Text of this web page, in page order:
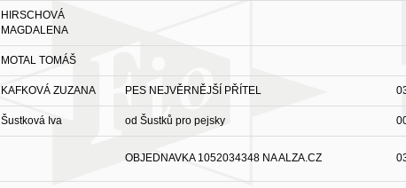
HIRSCHOVÁ
MAGDALENA
MOTAL TOMÁŠ
KAFKOVÁ ZUZANA PES NEJVĚRNĚJŠÍ PŘÍTEL
Šustková Iva od Šustků pro pejsky
OBJEDNAVKA 1052034348 NA ALZA.CZ